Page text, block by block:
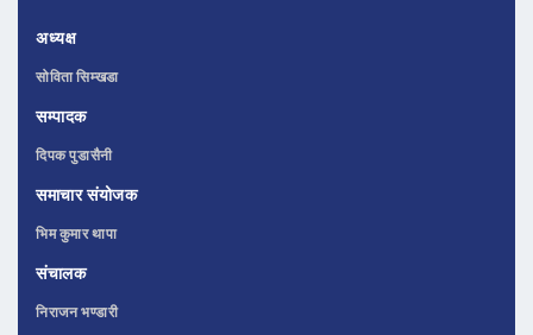
अध्यक्ष
सोविता सिम्खडा
सम्पादक
दिपक पुडासैनी
समाचार संयोजक
भिम कुमार थापा
संचालक
निराजन भण्डारी